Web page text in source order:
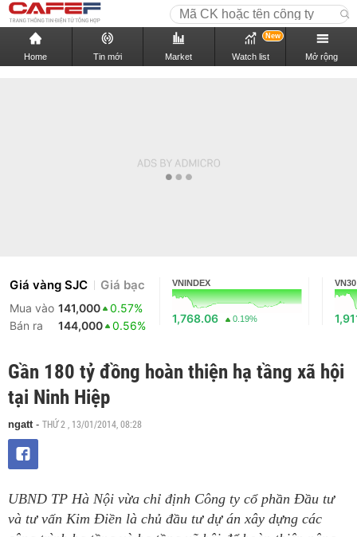
Home Tin mới Market Watch list
New
Mở rộng
Giá vàng SJC Giá bạc
Mua vào 141,000
0.57%
Bán ra
144,000 0.56%
VNINDEX
1,768.06 0.19%
VN30
Gần 180 tỷ đồng hoàn thiện hạ tầng xã hội
tại Ninh Hiệp
ngatt- THỨ 2 , 13/01/2014, 08:28
UBND TP Hà Nội vừa chỉ định Công ty cổ phần Đầu tư
và tư vấn Kim Điền là chủ đầu tư dự án xây dựng các